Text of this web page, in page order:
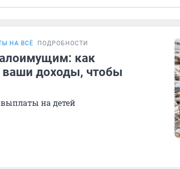
НА ВСЁ ПОДРОБНОСТИ
как
ваши доходы, чтобы
на детей